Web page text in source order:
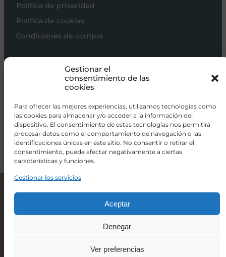
Gestionar el
consentimiento de las
cookies
Para ofrecer las mejores experiencias, utilizamos tecnologías como
las cookies para almacenar y/o acceder a la información del
dispositivo. El consentimiento de estas tecnologías nos permitirá
procesar datos como el comportamiento de navegación o las
identificaciones únicas en este sitio. No consentir o retirar el
consentimiento, puede afectar negativamente a ciertas
características y funciones.
Gestionar los servicios
Aceptar
Denegar
Ver preferencias
485,00€
Política de privacidad
Política de cookies
Condiciones de compra
Carros de bebé
Sillas de paseo
Alimentación
Hogar
Viajar
info@donacoletas.com
+34 91 626 62 75
Accesorios para bebés en Las Rozas